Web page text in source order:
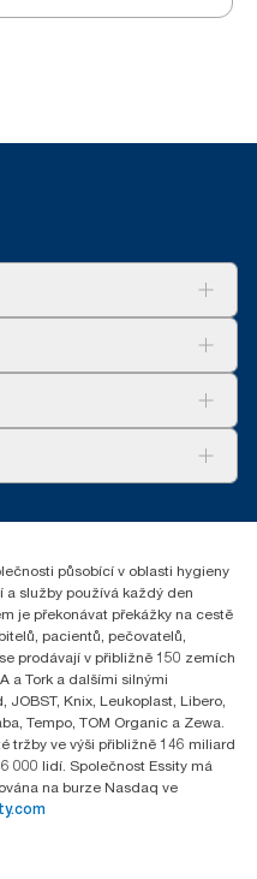
94 působící v oblasti hygieny
a služby používá každý den
je překonávat překážky na cestě
pacientů, pečovatelů,
prodávají v přibližně 150 zemích
a Tork a dalšími silnými
Knix, Leukoplast, Libero,
Tempo, TOM Organic a Zewa.
tržby ve výši přibližně 146 miliard
000 lidí. Společnost Essity má
na burze Nasdaq ve